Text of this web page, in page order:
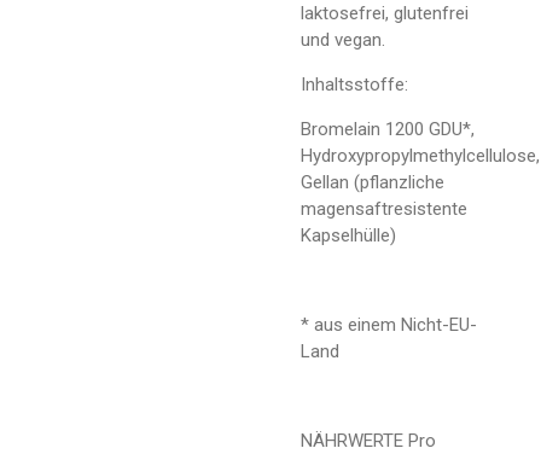
laktosefrei, glutenfrei
und vegan.
Inhaltsstoffe:
Bromelain 1200 GDU*,
Hydroxypropylmethylcellulose,
Gellan (pflanzliche
magensaftresistente
Kapselhülle)
* aus einem Nicht-EU-
Land
NÄHRWERTE Pro